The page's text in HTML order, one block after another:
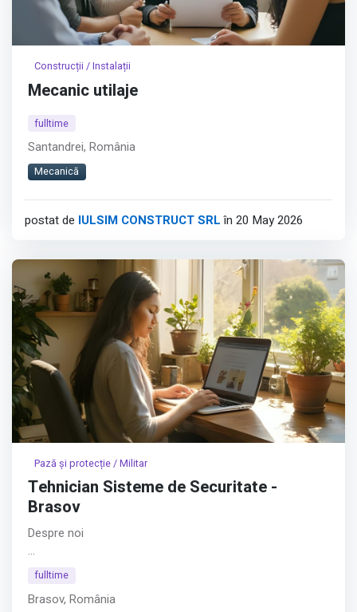
Construcții / Instalații
Mecanic utilaje
fulltime
Santandrei, România
Mecanică
postat de IULSIM CONSTRUCT SRL în 20 May 2026
Pază și protecție / Militar
Tehnician Sisteme de Securitate -
Brasov
Despre noi
Hyperfy® aduce inovația în securitatea fizică. În ADN-ul
în întregime intern, cu obiectivul de a depăși limitările date
fulltime
Brasov, România